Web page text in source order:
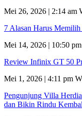
Mei 26, 2026 | 2:14 am
7 Alasan Harus
Mei 14, 2026 | 10:50
Review Infinix GT 50
Mei 1, 2026 | 4:11 pm
Pengunjung Villa
dan Bikin Rindu